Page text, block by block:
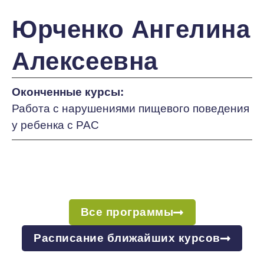
Юрченко Ангелина
Алексеевна
Оконченные курсы:
Работа с нарушениями пищевого поведения
у ребенка с РАС
Все программы
Расписание ближайших курсов